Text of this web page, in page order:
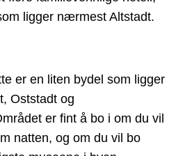
ligger nærmest Altstadt.
er en liten bydel som ligger
Oststadt og
er fint å bo i om du vil
natten, og om du vil bo